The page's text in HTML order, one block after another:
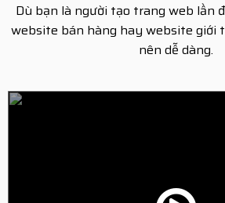
Dù bạn là người tạo trang web lần
website bán hàng hay website giới
nên dễ dàng.